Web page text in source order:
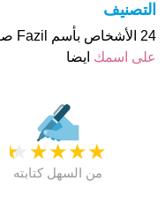
التصنيف
24 الأشخاص بأسم Fazil صوت على اسمائهم . من فضلك
على اسمك ايضا
★
★
★
★
★
من السهل كتابته